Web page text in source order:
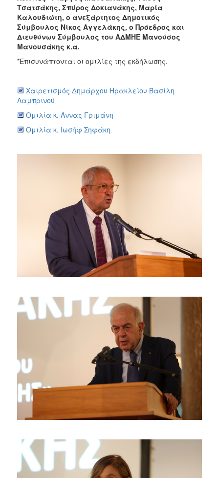
Τσατσάκης, Σπύρος Δοκιανάκης, Μαρία
Καλουδιώτη, ο ανεξάρτητος Δημοτικός
Σύμβουλος Νίκος Αγγελάκης, ο Πρόεδρος και
Διευθύνων Σύμβουλος του ΑΔΜΗΕ Μανούσος
Μανουσάκης κ.α.
*Επισυνάπτονται οι ομιλίες της εκδήλωσης.
Χαιρετισμός Δημάρχου Ηρακλείου Βασίλη
Λαμπρινού
Ομιλία κ. Άννας Γριμάνη
Ομιλία κ. Ιωσήφ Σηφάκη